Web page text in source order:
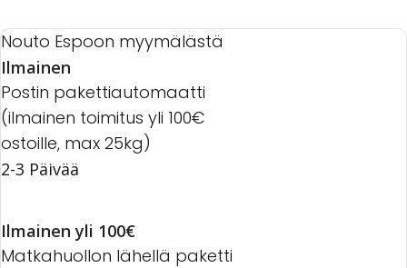
Nouto Espoon myymälästä
Ilmainen
Postin pakettiautomaatti
(ilmainen toimitus yli 100€
ostoille, max 25kg)
2-3 Päivää
Ilmainen yli 100€
Matkahuollon lähellä paketti